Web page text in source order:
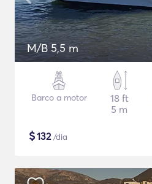
M/B 5,5 m
Barco a motor
18 ft
5 m
$132/dia